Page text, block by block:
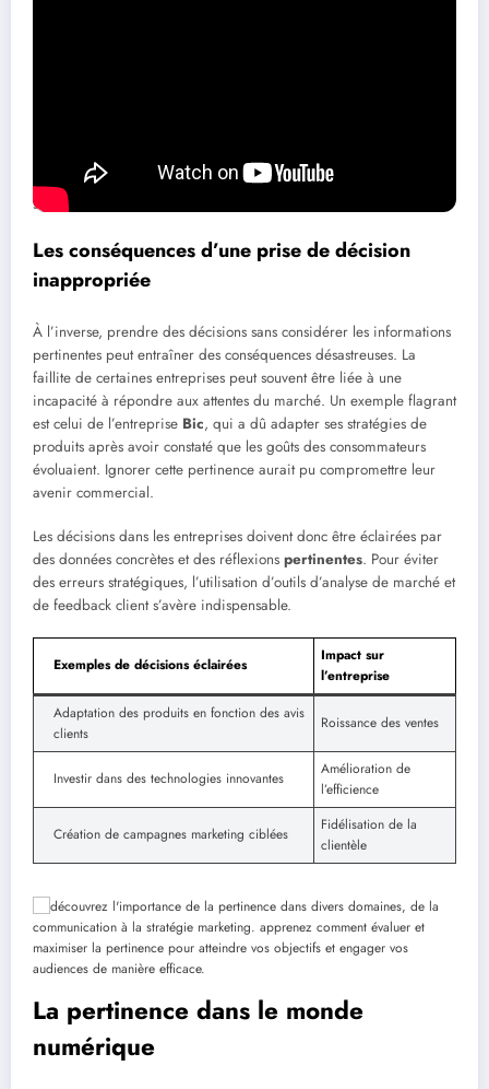
allouant des fonds là où cela est le plus nécessaire. Ainsi, les
décisions doivent toujours être basées sur des éléments qui ont un
sens et qui répondent à des besoins réels.
Les conséquences d’une prise de décision
inappropriée
À l’inverse, prendre des décisions sans considérer les informations
pertinentes peut entraîner des conséquences désastreuses. La
faillite de certaines entreprises peut souvent être liée à une
incapacité à répondre aux attentes du marché. Un exemple flagrant
est celui de l’entreprise Bic, qui a dû adapter ses stratégies de
produits après avoir constaté que les goûts des consommateurs
évoluaient. Ignorer cette pertinence aurait pu compromettre leur
avenir commercial.
Les décisions dans les entreprises doivent donc être éclairées par
des données concrètes et des réflexions pertinentes. Pour éviter
des erreurs stratégiques, l’utilisation d’outils d’analyse de marché et
de feedback client s’avère indispensable.
Exemples de décisions éclairées
Impact sur
l’entreprise
Adaptation des produits en fonction des avis
clients
Roissance des ventes
Investir dans des technologies innovantes
Amélioration de
l’efficience
Création de campagnes marketing ciblées
Fidélisation de la
clientèle
La pertinence dans le monde
numérique